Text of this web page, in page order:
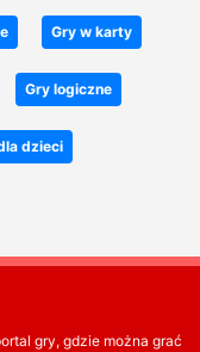
Gry w karty
Gry logiczne
dzieci
gry, gdzie można grać